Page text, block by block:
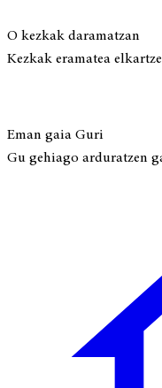
O kezkak daramatzan
Kezkak eramatea
Eman gaia Guri
Gu gehiago arduratzen